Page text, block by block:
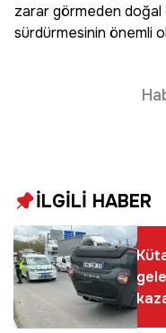
zarar görmeden doğal
sürdürmesinin önemli
İLGİLİ HABER
kişi